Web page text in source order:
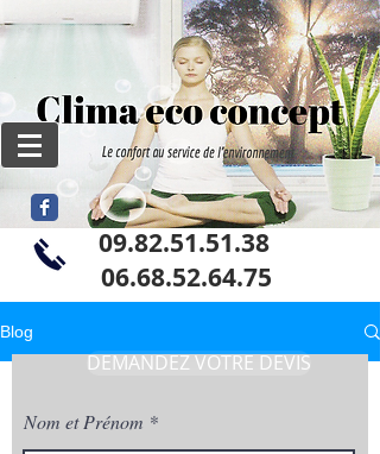
09.82.51.51.38
06.68.52.64.75
Blog
DEMANDEZ VOTRE DEVIS
Nom et Prénom